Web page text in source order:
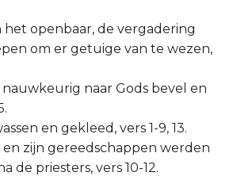
het openbaar, de vergadering
om er getuige van te wezen,
nauwkeurig naar Gods bevel en
en gekleed, vers 1-9, 13.
zijn gereedschappen werden
de priesters, vers 10-12.